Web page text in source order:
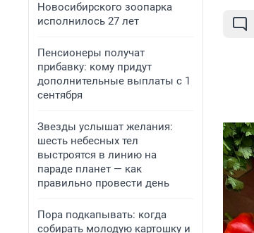
Новосибирского зоопарка
исполнилось 27 лет
Пенсионеры получат
прибавку: кому придут
дополнительные выплаты с 1
сентября
Звезды услышат желания:
шесть небесных тел
выстроятся в линию на
параде планет — как
правильно провести день
Пора подкапывать: когда
собирать молодую картошку и